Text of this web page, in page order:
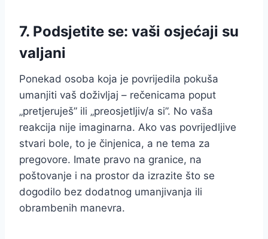
7. Podsjetite se: vaši osjećaji su
valjani
Ponekad osoba koja je povrijedila pokuša
umanjiti vaš doživljaj – rečenicama poput
„pretjeruješ” ili „preosjetljiv/a si”. No vaša
reakcija nije imaginarna. Ako vas povrijedljive
stvari bole, to je činjenica, a ne tema za
pregovore. Imate pravo na granice, na
poštovanje i na prostor da izrazite što se
dogodilo bez dodatnog umanjivanja ili
obrambenih manevra.